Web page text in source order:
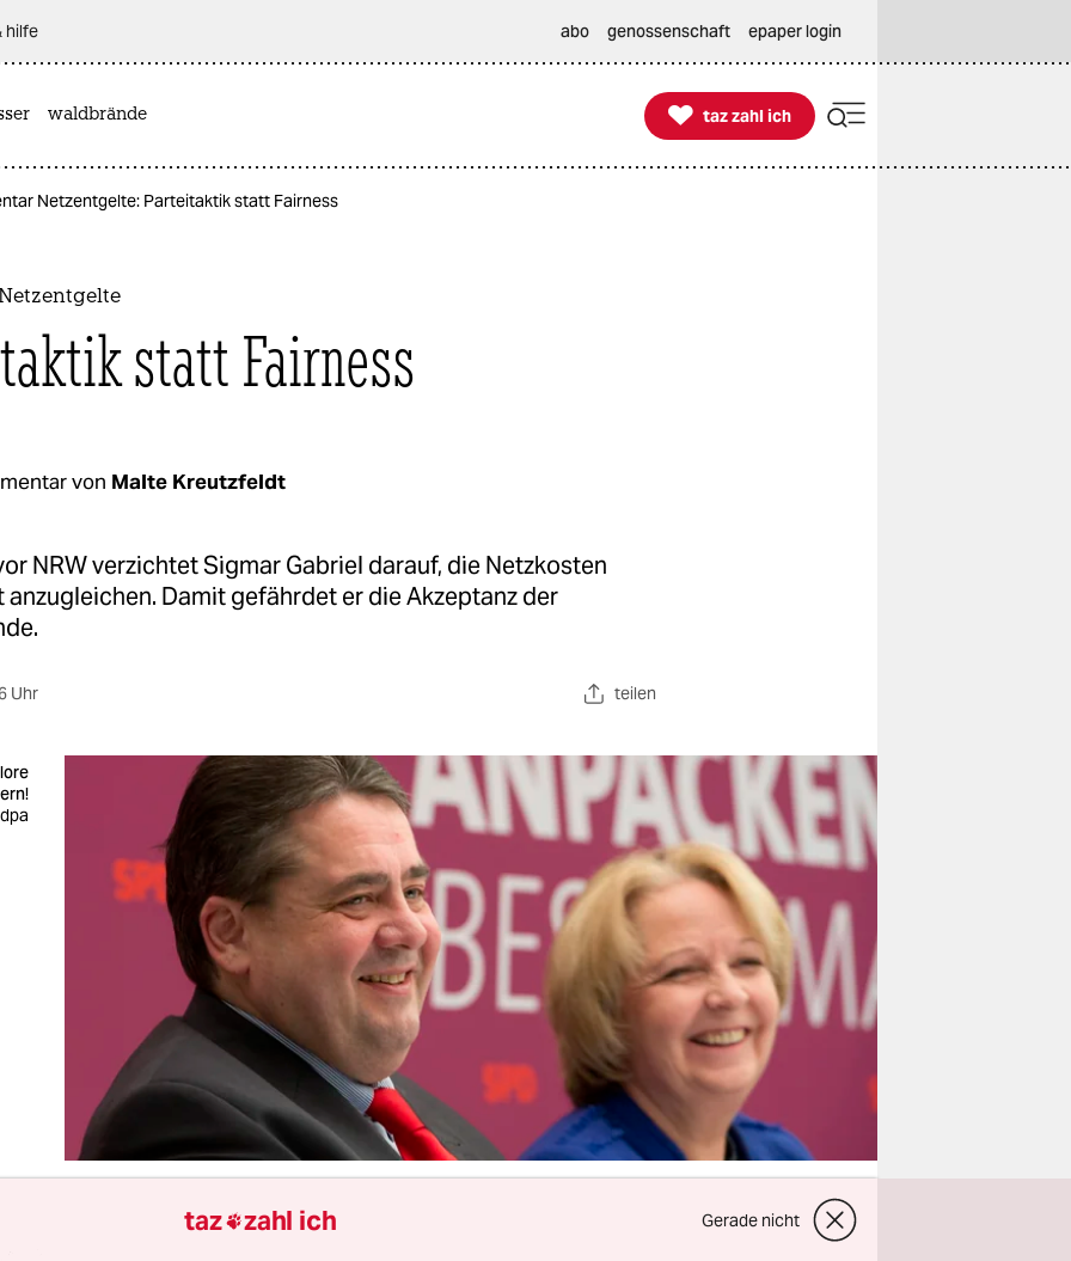
hilfe abo genossenschaft epaper login
waldbrände 
taz zahl ich
taz zahl ich
Netzentgelte: Parteitaktik statt Fairness
statt Fairness
von Malte Kreutzfeldt
NRW verzichtet Sigmar Gabriel darauf, die Netzkosten
Damit gefährdet er die Akzeptanz der
Uhr teilen
taz zahl ich Gerade nicht